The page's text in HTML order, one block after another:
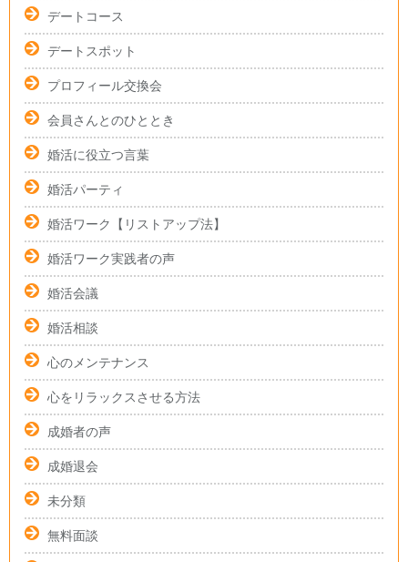
デートコース
デートスポット
プロフィール交換会
会員さんとのひととき
婚活に役立つ言葉
婚活パーティ
婚活ワーク【リストアップ法】
婚活ワーク実践者の声
婚活会議
婚活相談
心のメンテナンス
心をリラックスさせる方法
成婚者の声
成婚退会
未分類
無料面談